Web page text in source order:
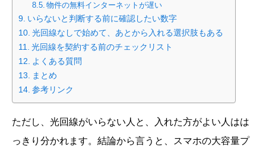
物件の無料インターネットが遅い
いらないと判断する前に確認したい数字
光回線なしで始めて、あとから入れる選択肢もある
光回線を契約する前のチェックリスト
よくある質問
まとめ
参考リンク
ただし、光回線がいらない人と、入れた方がよい人はは
っきり分かれます。結論から言うと、スマホの大容量プ